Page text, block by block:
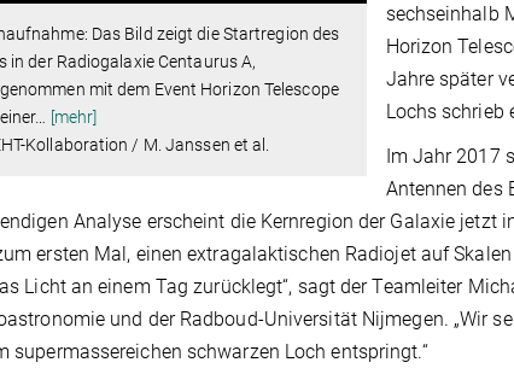
Das Bild zeigt die Startregion des
in der Radiogalaxie Centaurus A,
mit dem Event Horizon Telescope
…
[mehr]
Kollaboration / M. Janssen et al.
sechseinhalb
Horizon
Jahre später
Lochs schrieb
Im Jahr 2017
Antennen des
Analyse erscheint die Kernregion der Galaxie jetzt
ersten Mal, einen extragalaktischen Radiojet auf
Licht an einem Tag zurücklegt“, sagt der Teamleiter
und der Radboud-Universität Nijmegen. „Wir
supermassereichen schwarzen Loch entspringt.“